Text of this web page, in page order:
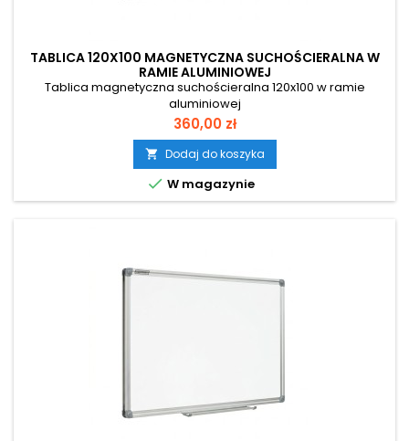
TABLICA 120X100 MAGNETYCZNA SUCHOŚCIERALNA W
RAMIE ALUMINIOWEJ
Tablica magnetyczna suchościeralna 120x100 w ramie
aluminiowej
Cena
360,00 zł
 Dodaj do koszyka
 W magazynie